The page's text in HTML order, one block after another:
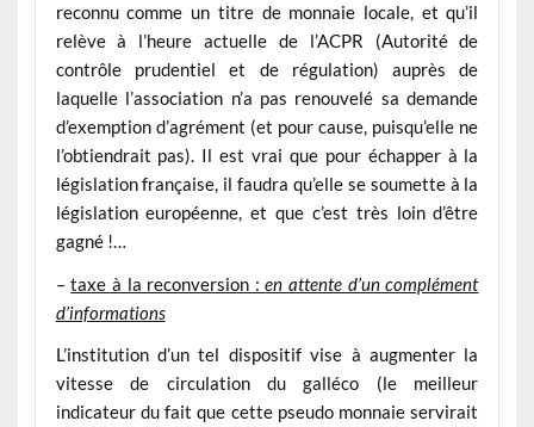
reconnu comme un titre de monnaie locale, et qu’il
relève à l’heure actuelle de l’ACPR (Autorité de
contrôle prudentiel et de régulation) auprès de
laquelle l’association n’a pas renouvelé sa demande
d’exemption d’agrément (et pour cause, puisqu’elle ne
l’obtiendrait pas). Il est vrai que pour échapper à la
législation française, il faudra qu’elle se soumette à la
législation européenne, et que c’est très loin d’être
gagné !…
–taxe à la reconversion :en attente d’un complément
d’informations
L’institution d’un tel dispositif vise à augmenter la
vitesse de circulation du galléco (le meilleur
indicateur du fait que cette pseudo monnaie servirait